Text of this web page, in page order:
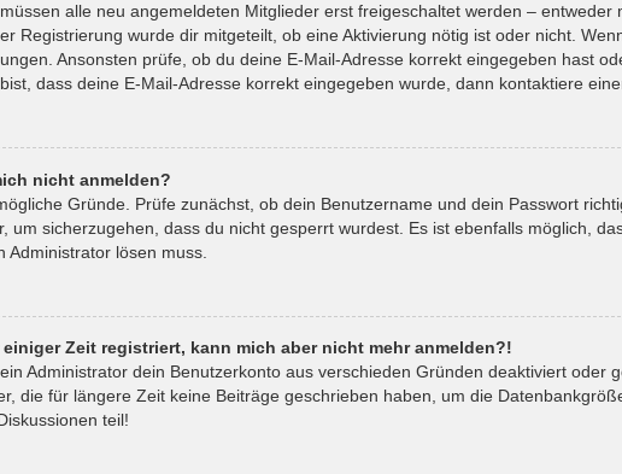
alle neu angemeldeten Mitglieder erst freigeschaltet werden –
Registrierung wurde dir mitgeteilt, ob eine Aktivierung nötig ist oder nicht.
Ansonsten prüfe, ob du deine E-Mail-Adresse korrekt eingegeben hast
dass deine E-Mail-Adresse korrekt eingegeben wurde, dann kontaktiere
nicht anmelden?
Gründe. Prüfe zunächst, ob dein Benutzername und dein Passwort
um sicherzugehen, dass du nicht gesperrt wurdest. Es ist ebenfalls möglich,
Administrator lösen muss.
Zeit registriert, kann mich aber nicht mehr anmelden?!
Administrator dein Benutzerkonto aus verschieden Gründen deaktiviert oder
die für längere Zeit keine Beiträge geschrieben haben, um die
teil!